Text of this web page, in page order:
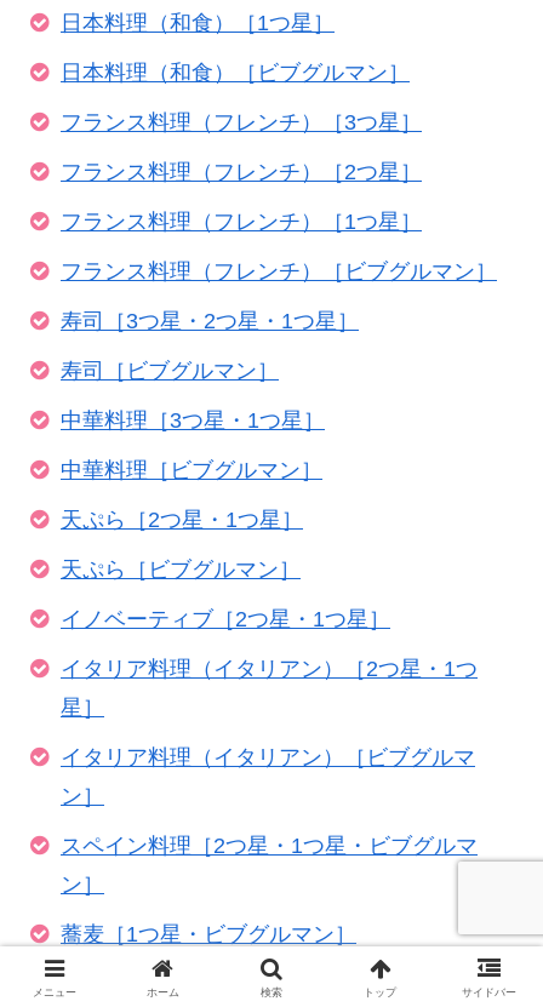
日本料理（和食）［1つ星］
日本料理（和食）［ビブグルマン］
フランス料理（フレンチ）［3つ星］
フランス料理（フレンチ）［2つ星］
フランス料理（フレンチ）［1つ星］
フランス料理（フレンチ）［ビブグルマン］
寿司［3つ星・2つ星・1つ星］
寿司［ビブグルマン］
中華料理［3つ星・1つ星］
中華料理［ビブグルマン］
天ぷら［2つ星・1つ星］
天ぷら［ビブグルマン］
イノベーティブ［2つ星・1つ星］
イタリア料理（イタリアン）［2つ星・1つ
星］
イタリア料理（イタリアン）［ビブグルマ
ン］
スペイン料理［2つ星・1つ星・ビブグルマ
ン］
蕎麦［1つ星・ビブグルマン］
うなぎ［1つ星・ビブグルマン］
メニュー ホーム 検索 トップ サイドバー